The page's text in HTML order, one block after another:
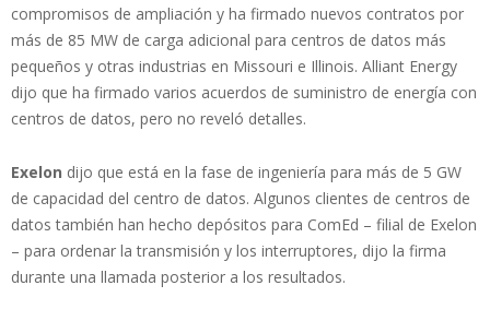
compromisos de ampliación y ha firmado nuevos contratos por
más de 85 MW de carga adicional para centros de datos más
pequeños y otras industrias en Missouri e Illinois. Alliant Energy
dijo que ha firmado varios acuerdos de suministro de energía con
centros de datos, pero no reveló detalles.
Exelon dijo que está en la fase de ingeniería para más de 5 GW
de capacidad del centro de datos. Algunos clientes de centros de
datos también han hecho depósitos para ComEd – filial de Exelon
– para ordenar la transmisión y los interruptores, dijo la firma
durante una llamada posterior a los resultados.